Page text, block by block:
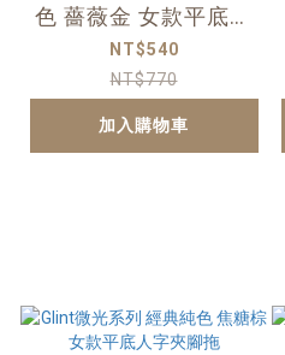
色 薔薇金 女款平底人
字夾腳拖
NT$540
NT$770
加入購物車